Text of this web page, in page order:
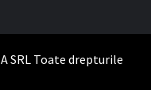
SRL Toate drepturile